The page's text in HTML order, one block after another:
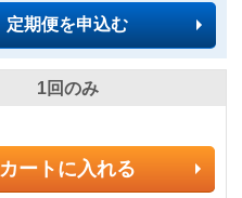
定期便を申込む
1回のみ
カートに入れる